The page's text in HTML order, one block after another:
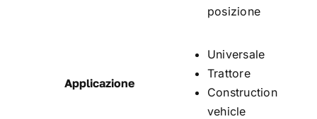
posizione
Applicazione
Universale
Trattore
Construction
vehicle